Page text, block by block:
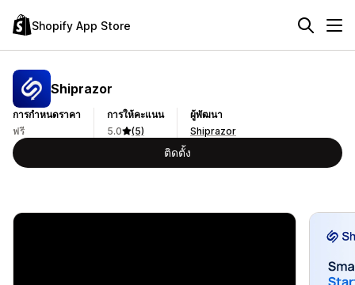
Shopify App Store
Shiprazor
การกำหนดราคา
ฟรี
การให้คะแนน
5.0
(5)
ผู้พัฒนา
Shiprazor
ติดตั้ง